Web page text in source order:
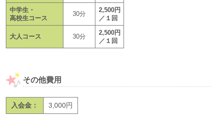
中学生・
高校生コース
30分
2,500円
／１回
大人コース 30分
2,500円
／１回
その他費用
入会金： 3,000円